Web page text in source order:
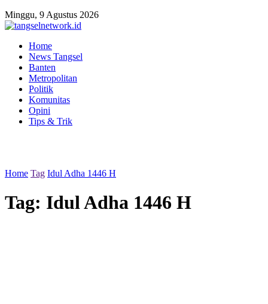
Minggu, 9 Agustus 2026
Home
News Tangsel
Banten
Metropolitan
Politik
Komunitas
Opini
Tips & Trik
Home Tag Idul Adha 1446 H
Tag: Idul Adha 1446 H